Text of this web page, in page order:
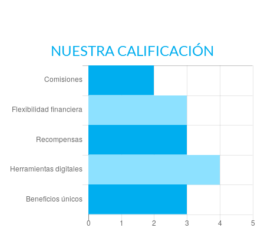
NUESTRA CALIFICACIÓN